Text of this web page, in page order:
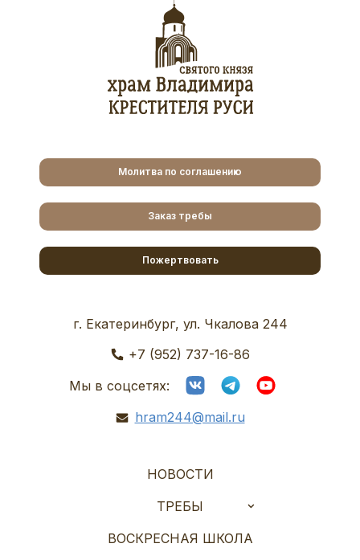
Молитва по соглашению
Заказ требы
Пожертвовать
г. Екатеринбург, ул. Чкалова 244
+7 (952) 737-16-86
Мы в соцсетях:
hram244@mail.ru
НОВОСТИ
ТРЕБЫ
ВОСКРЕСНАЯ ШКОЛА